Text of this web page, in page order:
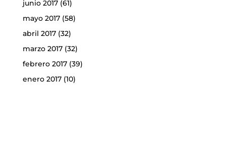
junio 2017(61)
mayo 2017(58)
abril 2017(32)
marzo 2017(32)
febrero 2017(39)
enero 2017(10)